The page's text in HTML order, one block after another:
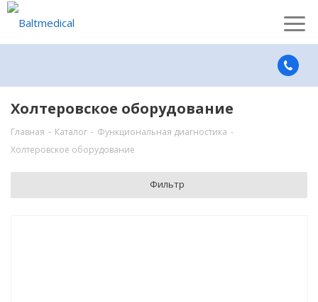
Холтеровское оборудование
Главная - Каталог - Функциональная диагностика -
Холтеровское оборудование
Фильтр